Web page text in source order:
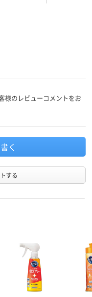
様のレビューコメントをお
く
する